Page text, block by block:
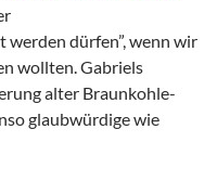
dürfen”, wenn wir
wollten. Gabriels
alter Braunkohle-
glaubwürdige wie